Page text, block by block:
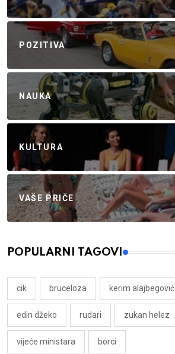
POZITIVA
NAUKA
KULTURA
VAŠE PRIČE
POPULARNI TAGOVI
cik bruceloza kerim alajbegović
edin džeko rudari zukan helez
vijeće ministara borci